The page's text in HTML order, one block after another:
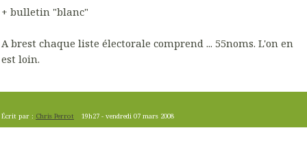
+ bulletin "blanc"
A brest chaque liste électorale comprend ... 55noms. L'on en
est loin.
Écrit par : Chris Perrot 19h27 -vendredi 07 mars 2008